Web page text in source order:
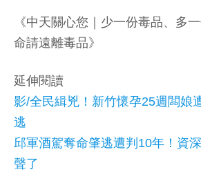
《中天關心您｜少一份毒品、多
命請遠離毒品》
延伸閱讀
影/全民緝兇！新竹懷孕25週闆
逃
邱軍酒駕奪命肇逃遭判10年！資
聲了